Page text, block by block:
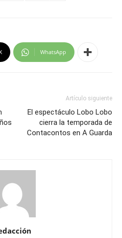
WhatsApp
Artículo siguiente
El espectáculo Lobo Lobo
cierra la temporada de
Contacontos en A Guarda